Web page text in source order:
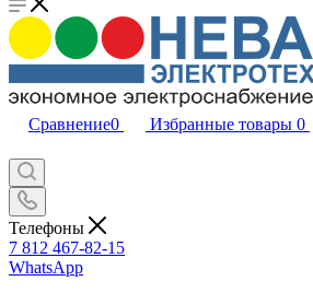
Сравнение0 Избранные товары 0
Телефоны
7 812 467-82-15
WhatsApp